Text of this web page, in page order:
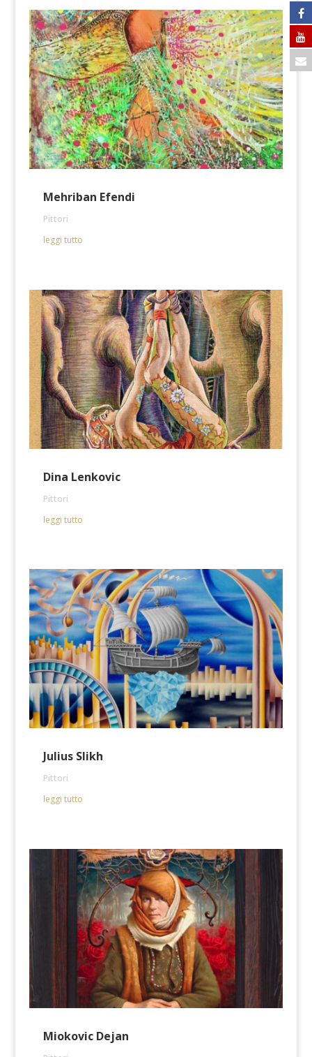
Mehriban Efendi
Pittori
leggi tutto
Dina Lenkovic
Pittori
leggi tutto
Julius Slikh
Pittori
leggi tutto
Miokovic Dejan